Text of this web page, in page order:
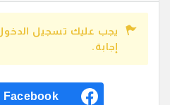
يجب عليك تسجيل
إجابة.
Facebook